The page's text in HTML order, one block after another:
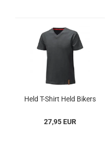
Held T-Shirt Held Bikers
27,95 EUR